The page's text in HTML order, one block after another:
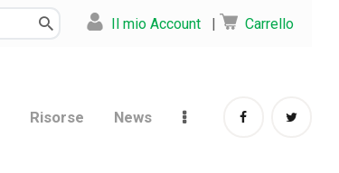
Il mio Account | Carrello
Risorse News